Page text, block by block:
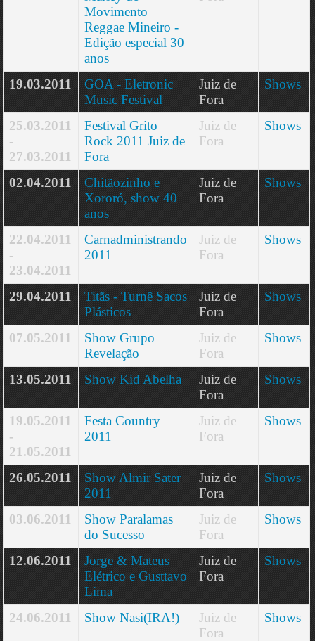
Movimento
Reggae Mineiro -
Edição especial 30
anos
19.03.2011
GOA - Eletronic
Music Festival
Juiz de
Fora
Shows
25.03.2011
-
27.03.2011
Festival Grito
Rock 2011 Juiz de
Fora
Juiz de
Fora
Shows
02.04.2011
Chitãozinho e
Xororó, show 40
anos
Juiz de
Fora
Shows
22.04.2011
-
23.04.2011
Carnadministrando
2011
Juiz de
Fora
Shows
29.04.2011
Titãs - Turnê Sacos
Plásticos
Juiz de
Fora
Shows
07.05.2011
Show Grupo
Revelação
Juiz de
Fora
Shows
13.05.2011 Show Kid Abelha
Juiz de
Fora
Shows
19.05.2011
-
21.05.2011
Festa Country
2011
Juiz de
Fora
Shows
26.05.2011
Show Almir Sater
2011
Juiz de
Fora
Shows
03.06.2011
Show Paralamas
do Sucesso
Juiz de
Fora
Shows
12.06.2011
Jorge & Mateus
Elétrico e Gusttavo
Lima
Juiz de
Fora
Shows
24.06.2011 Show Nasi(IRA!)
Juiz de
Fora
Shows